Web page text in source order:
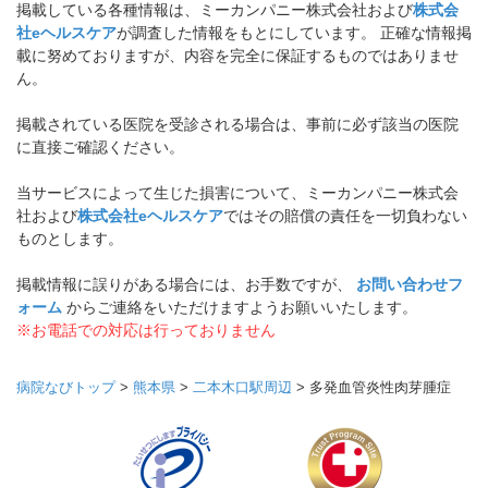
掲載している各種情報は、ミーカンパニー株式会社および株式会
社eヘルスケアが調査した情報をもとにしています。 正確な情報掲
載に努めておりますが、内容を完全に保証するものではありませ
ん。
掲載されている医院を受診される場合は、事前に必ず該当の医院
に直接ご確認ください。
当サービスによって生じた損害について、ミーカンパニー株式会
社および株式会社eヘルスケアではその賠償の責任を一切負わない
ものとします。
掲載情報に誤りがある場合には、お手数ですが、 お問い合わせフ
ォーム からご連絡をいただけますようお願いいたします。
※お電話での対応は行っておりません
病院なびトップ> 熊本県 > 二本木口駅周辺 > 多発血管炎性肉芽腫症